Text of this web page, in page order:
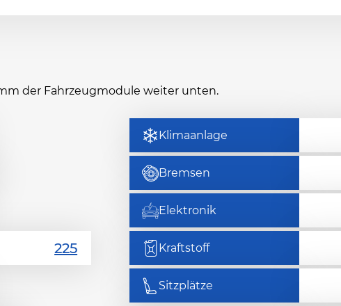
der Fahrzeugmodule weiter unten.
Klimaanlage
Bremsen
Elektronik
Kraftstoff
Sitzplätze